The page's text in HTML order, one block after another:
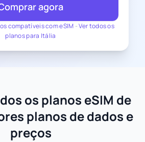
compatíveis com eSIM -Ver todos os
planos para Itália
agora
os planos eSIM de
planos de dados e
preços